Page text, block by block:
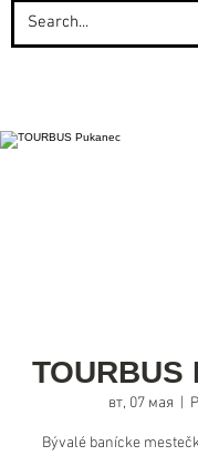
TOURBUS
вт, 07 мая
Bývalé banícke